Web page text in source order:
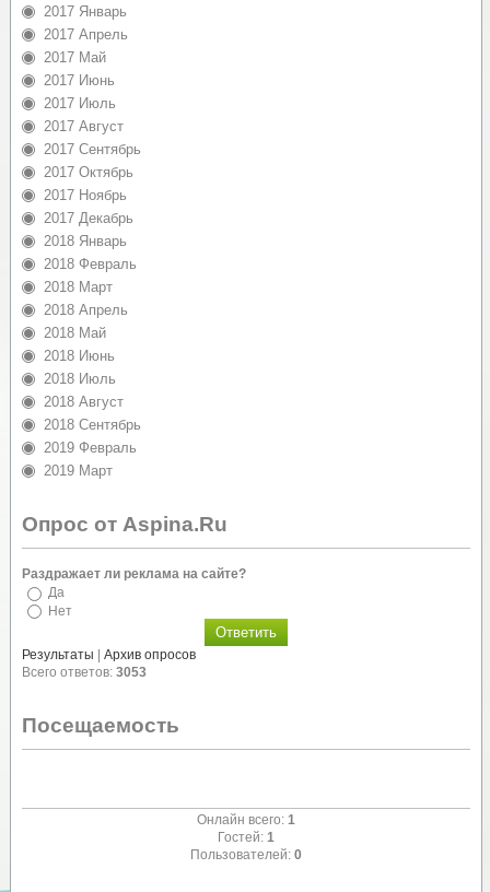
2017 Январь
2017 Апрель
2017 Май
2017 Июнь
2017 Июль
2017 Август
2017 Сентябрь
2017 Октябрь
2017 Ноябрь
2017 Декабрь
2018 Январь
2018 Февраль
2018 Март
2018 Апрель
2018 Май
2018 Июнь
2018 Июль
2018 Август
2018 Сентябрь
2019 Февраль
2019 Март
Опрос от Aspina.Ru
Раздражает ли реклама на сайте?
Да
Нет
Результаты
Архив опросов
Всего ответов: 3053
Посещаемость
Онлайн всего: 1
Гостей: 1
Пользователей: 0